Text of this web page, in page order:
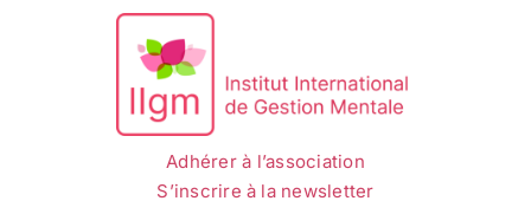
Adhérer à l’association
S’inscrire à la newsletter